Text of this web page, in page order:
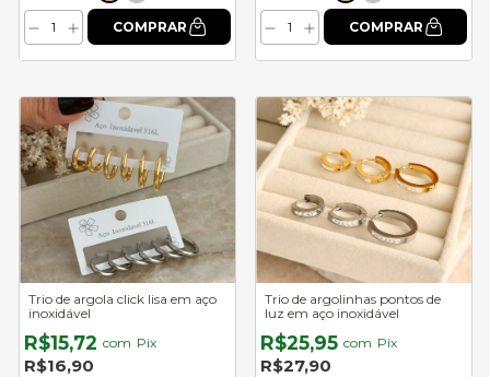
Trio de argola click lisa em aço
inoxidável
R$15,72 com Pix
R$16,90
Trio de argolinhas pontos de
luz em aço inoxidável
R$25,95 com Pix
R$27,90